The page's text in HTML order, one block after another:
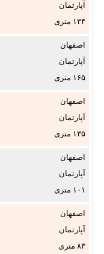
آپارتمان
۱۳۴
اصفهان
آپارتمان
۱۶۵
اصفهان
آپارتمان
۱۳۵
اصفهان
آپارتمان
۱۰۱
اصفهان
آپارتمان
۸۳